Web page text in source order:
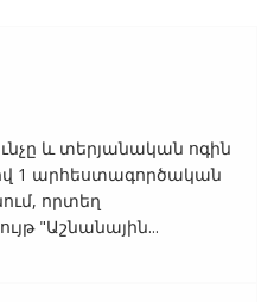
և տերյանական ոգին
1 արհեստագործական
որտեղ
"Աշնանային...